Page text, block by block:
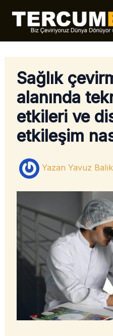
atla
Sağlık
alanında
etkileri ve
etkileşim
Yazan Yavuz